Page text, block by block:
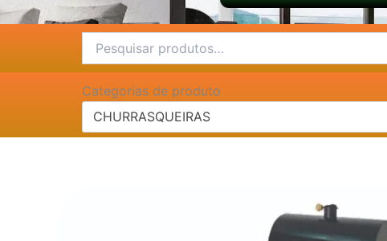
por:
Categorias de produto
CHURRASQUEIRAS